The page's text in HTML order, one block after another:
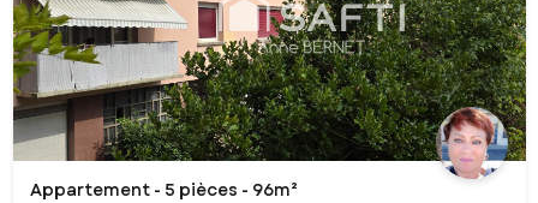
Appartement - 5 pièces - 96m²